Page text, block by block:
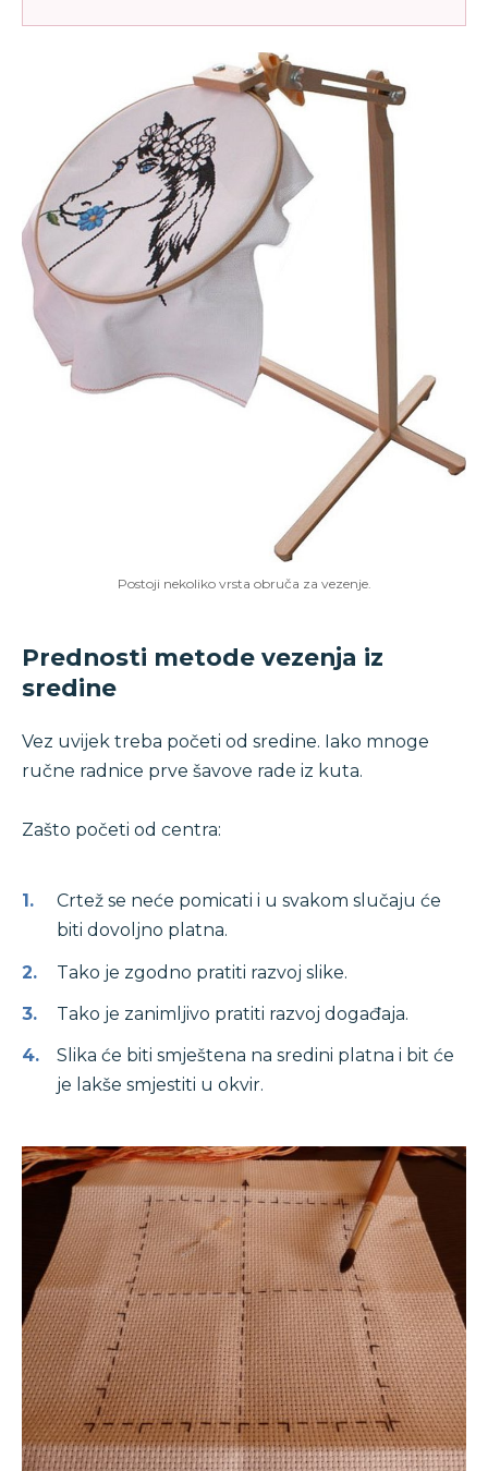
Postoji nekoliko vrsta obruča za vezenje.
Prednosti metode vezenja iz
sredine
Vez uvijek treba početi od sredine. Iako mnoge
ručne radnice prve šavove rade iz kuta.
Zašto početi od centra:
Crtež se neće pomicati i u svakom slučaju će
biti dovoljno platna.
Tako je zgodno pratiti razvoj slike.
Tako je zanimljivo pratiti razvoj događaja.
Slika će biti smještena na sredini platna i bit će
je lakše smjestiti u okvir.